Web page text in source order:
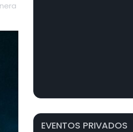
EVENTOS PRIVADOS